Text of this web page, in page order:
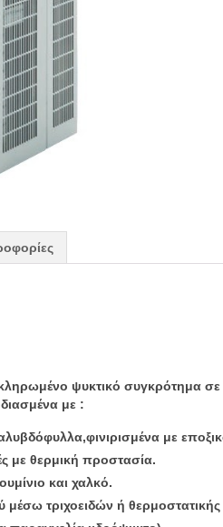
ψυκτικό συγκρότημα
με :
με
με θερμική προστασία.
και χαλκό.
τριχοειδών ή